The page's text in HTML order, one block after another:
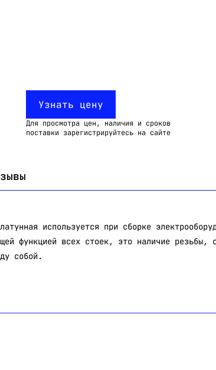
Узнать цену
Для просмотра цен, наличия и сроков
поставки зарегистрируйтесь на сайте
используется при сборке
функцией всех стоек, это наличие резьбы,
собой.